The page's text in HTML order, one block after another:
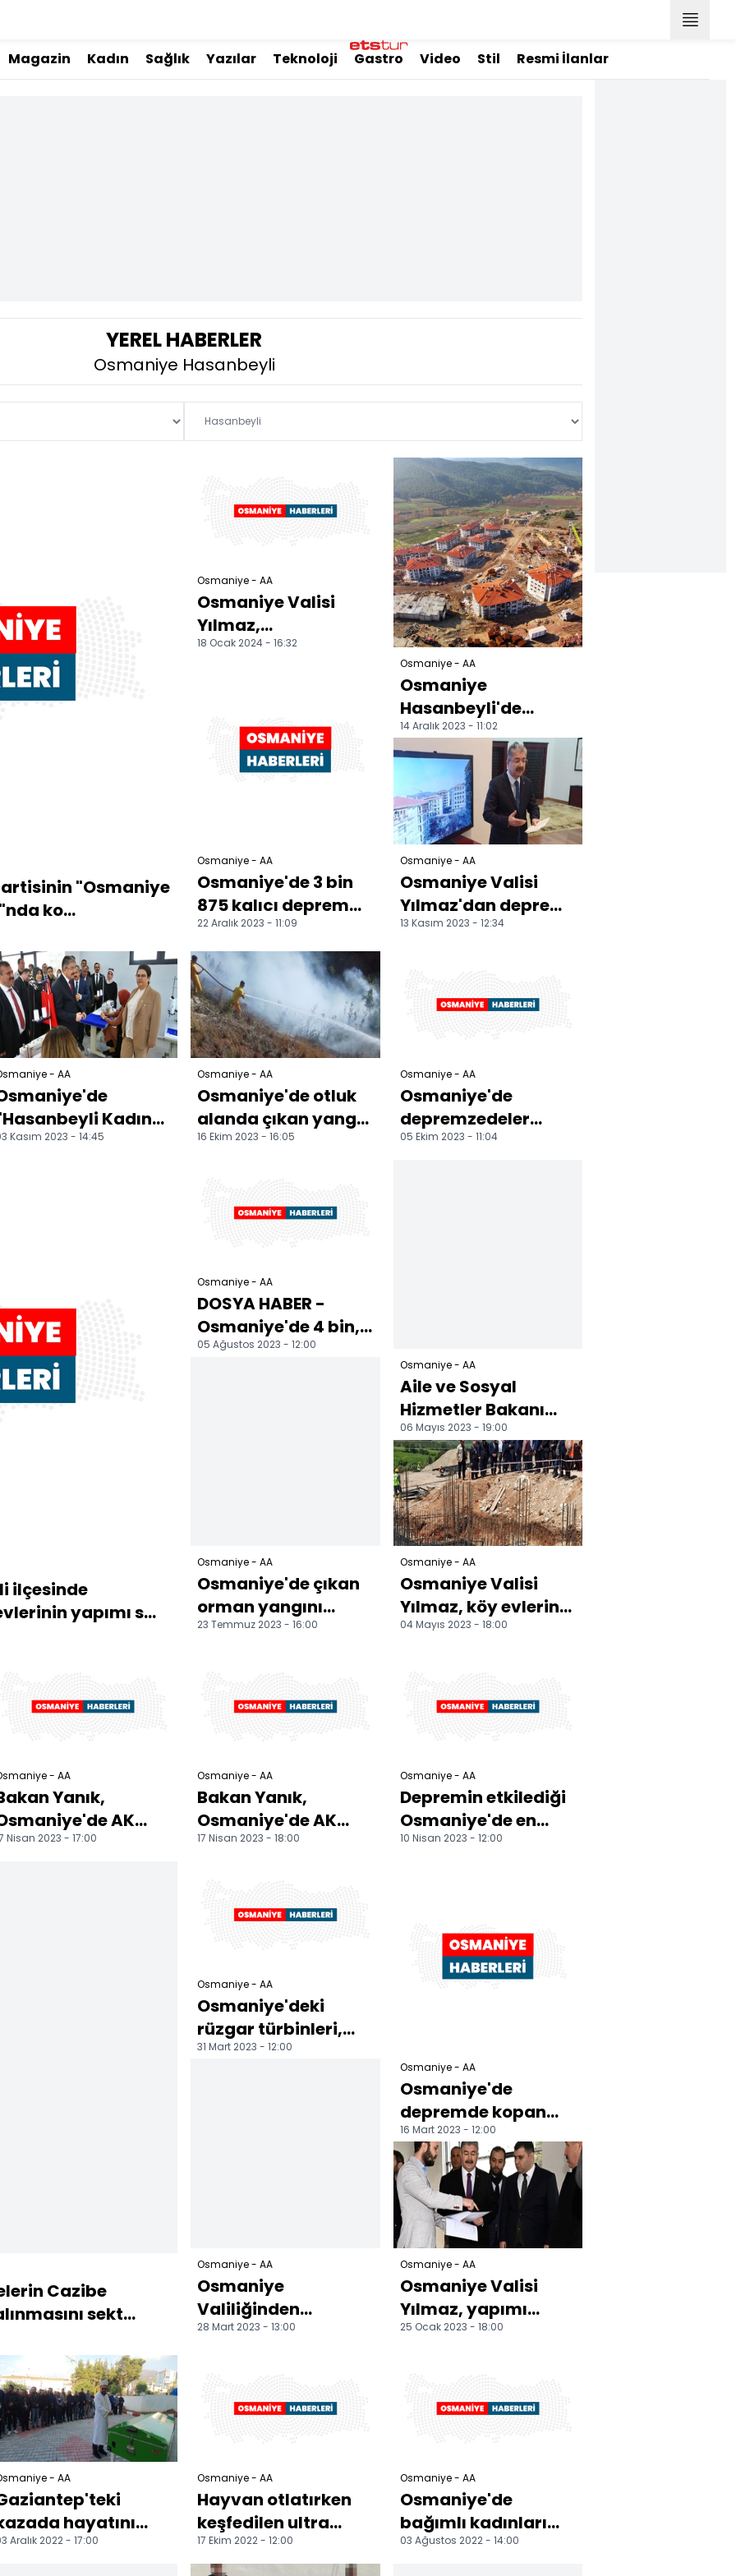
Magazin Kadın Sağlık Yazılar Teknoloji Gastro Video Stil Resmi İlanlar
YEREL HABERLER
Osmaniye Hasanbeyli
"Osmaniye
ko...
Osmaniye - AA
Osmaniye Valisi
Yılmaz,
gazetecilerle bir
18 Ocak 2024 - 16:32
Osmaniye - AA
Osmaniye'de 3 bin
875 kalıcı deprem
konutunun yapımı
sürüyor
22 Aralık 2023 - 11:09
Osmaniye - AA
Osmaniye
Hasanbeyli'de
deprem konutlarının
yapımı sürüyor
14 Aralık 2023 - 11:02
Osmaniye - AA
Osmaniye Valisi
Yılmaz'dan deprem
konutları yapımının
13 Kasım 2023 - 12:34
- AA
Kadın
Kasım 2023 - 14:45
Osmaniye - AA
Osmaniye'de otluk
alanda çıkan yangın
söndürüldü
16 Ekim 2023 - 16:05
Osmaniye - AA
Osmaniye'de
depremzedeler
kalıcı konutlarına
05 Ekim 2023 - 11:04
ilçesinde
yapımı s...
Osmaniye - AA
DOSYA HABER -
Osmaniye'de 4 bin,
Adana'da 1682
05 Ağustos 2023 - 12:00
Osmaniye - AA
Osmaniye'de çıkan
orman yangını
kontrol altına alındı
23 Temmuz 2023 - 16:00
Osmaniye - AA
Aile ve Sosyal
Hizmetler Bakanı
Yanık, Osmaniye'de
konuştu:
06 Mayıs 2023 - 19:00
Osmaniye - AA
Osmaniye Valisi
Yılmaz, köy evlerinin
inşaatında
04 Mayıs 2023 - 18:00
- AA
Yanık,
AK
Hasanbeyli İlçe
Nisan 2023 - 17:00
Osmaniye - AA
Bakan Yanık,
Osmaniye'de AK
Parti Hasanbeyli İlçe
17 Nisan 2023 - 18:00
Osmaniye - AA
Depremin etkilediği
Osmaniye'de en
fazla yıkım kent
10 Nisan 2023 - 12:00
Cazibe
sekt...
Osmaniye - AA
Osmaniye'deki
rüzgar türbinleri,
enerji üretimini
31 Mart 2023 - 12:00
Osmaniye - AA
Osmaniye
Valiliğinden
depremlerde zarar
28 Mart 2023 - 13:00
Osmaniye - AA
Osmaniye'de
depremde kopan
kayaların zarar
verdiği köydeki 27
ev boşaltıldı
16 Mart 2023 - 12:00
Osmaniye - AA
Osmaniye Valisi
Yılmaz, yapımı
devam eden
bulundu
25 Ocak 2023 - 18:00
- AA
hayatını
Aralık 2022 - 17:00
Osmaniye - AA
Hayvan otlatırken
keşfedilen ultra
maratoncunun
hedefi Avrupa ve
17 Ekim 2022 - 12:00
Osmaniye - AA
Osmaniye'de
bağımlı kadınları
rehabilite edecek
03 Ağustos 2022 - 14:00